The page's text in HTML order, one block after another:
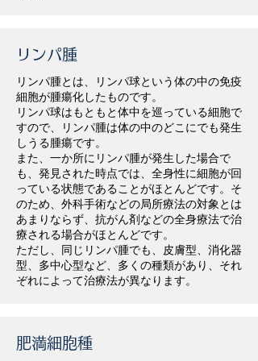
リンパ腫
リンパ腫とは、リンパ球という体の中の免疫
細胞が腫瘍化したものです。
リンパ球はもともと体中を巡っている細胞で
すので、リンパ腫は体の中のどこにでも発生
しうる腫瘍です。
また、一か所にリンパ腫が発生した場合で
も、発見された時点では、全身性に細胞が回
っている状態であることがほとんどです。そ
のため、外科手術などの局所療法の対象とは
あまりならず、抗がん剤などの全身療法で治
療される場合がほとんどです。
ただし、同じリンパ腫でも、皮膚型、消化器
型、多中心型など、多くの種類があり、それ
ぞれによって治療法が異なります。
肥満細胞種